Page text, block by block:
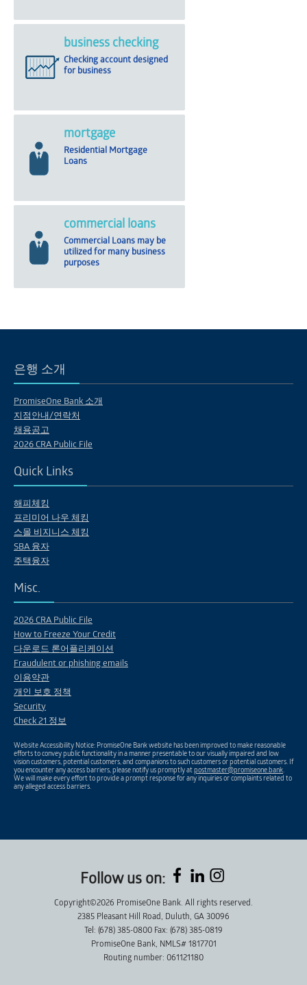
business checking
Checking account designed
for business
mortgage
Residential Mortgage
Loans
commercial loans
Commercial Loans may be
utilized for many business
purposes
은행 소개
PromiseOne Bank 소개
지점안내/연락처
채용공고
2026 CRA Public File
Quick Links
해피체킹
프리미어 나우 체킹
스몰 비지니스 체킹
SBA 융자
주택융자
Misc.
2026 CRA Public File
How to Freeze Your Credit
다운로드 론어플리케이션
Fraudulent or phishing emails
이용약관
개인 보호 정책
Security
Check 21 정보
Website Accessibility Notice: PromiseOne Bank website has been improved to make reasonable
efforts to convey public functionality in a manner presentable to our visually impaired and low
vision customers, potential customers, and companions to such customers or potential customers. If
you encounter any access barriers, please notify us promptly atpostmaster@promiseone.bank.
We will make every effort to provide a prompt response for any inquiries or complaints related to
any alleged access barriers.
Follow us on:
Copyright©2026 PromiseOne Bank. All rights reserved.
2385 Pleasant Hill Road, Duluth, GA 30096
Tel: (678) 385-0800 Fax: (678) 385-0819
PromiseOne Bank, NMLS# 1817701
Routing number: 061121180